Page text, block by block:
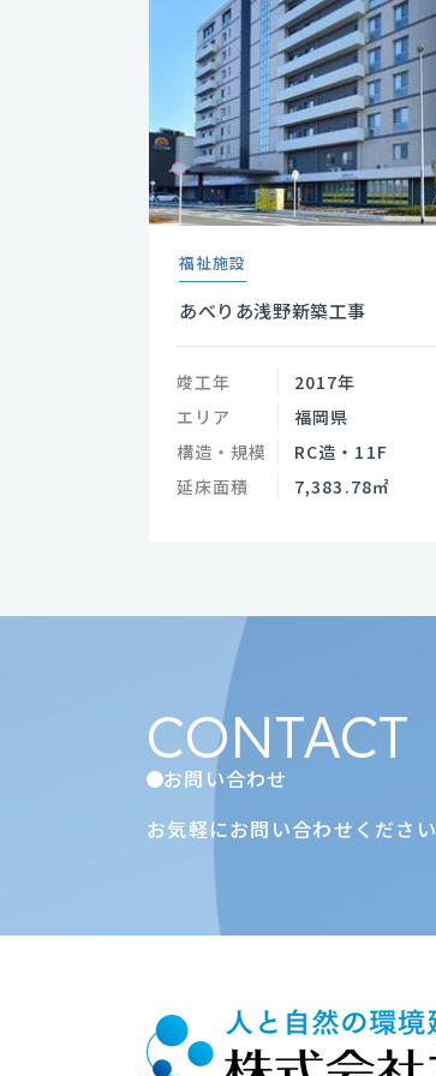
福祉施設
あべりあ浅野新築工事
竣工年
2017年
エリア
福岡県
構造・規模
RC造・11F
延床面積
7,383.78㎡
CONTACT
お問い合わせ
お気軽にお問い合わせください